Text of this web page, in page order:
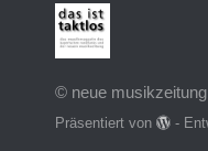
© neue musikzeitung
Präsentiert von -